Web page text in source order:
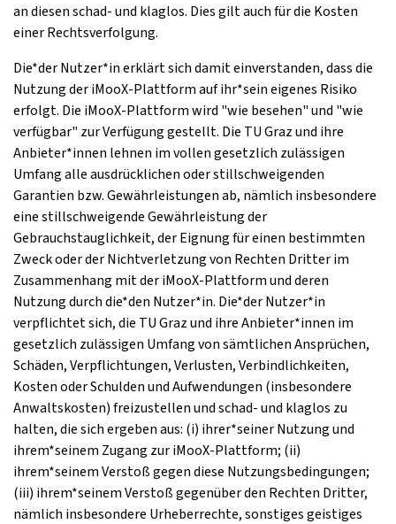
an diesen schad- und klaglos. Dies gilt auch für die Kosten
einer Rechtsverfolgung.
Die*der Nutzer*in erklärt sich damit einverstanden, dass die
Nutzung der iMooX-Plattform auf ihr*sein eigenes Risiko
erfolgt. Die iMooX-Plattform wird "wie besehen" und "wie
verfügbar" zur Verfügung gestellt. Die TU Graz und ihre
Anbieter*innen lehnen im vollen gesetzlich zulässigen
Umfang alle ausdrücklichen oder stillschweigenden
Garantien bzw. Gewährleistungen ab, nämlich insbesondere
eine stillschweigende Gewährleistung der
Gebrauchstauglichkeit, der Eignung für einen bestimmten
Zweck oder der Nichtverletzung von Rechten Dritter im
Zusammenhang mit der iMooX-Plattform und deren
Nutzung durch die*den Nutzer*in. Die*der Nutzer*in
verpflichtet sich, die TU Graz und ihre Anbieter*innen im
gesetzlich zulässigen Umfang von sämtlichen Ansprüchen,
Schäden, Verpflichtungen, Verlusten, Verbindlichkeiten,
Kosten oder Schulden und Aufwendungen (insbesondere
Anwaltskosten) freizustellen und schad- und klaglos zu
halten, die sich ergeben aus: (i) ihrer*seiner Nutzung und
ihrem*seinem Zugang zur iMooX-Plattform; (ii)
ihrem*seinem Verstoß gegen diese Nutzungsbedingungen;
(iii) ihrem*seinem Verstoß gegenüber den Rechten Dritter,
nämlich insbesondere Urheberrechte, sonstiges geistiges